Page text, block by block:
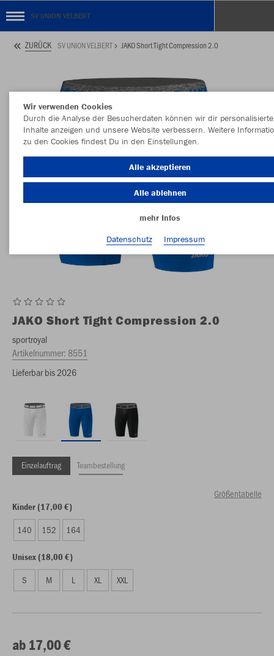
SV UNION VELBERT
ZURÜCK SV UNION VELBERT JAKO Short Tight Compression 2.0
JAKO Short Tight Compression 2.0
sportroyal
Artikelnummer:8551
Lieferbar bis 2026
Einzelauftrag Teambestellung
Größentabelle
Kinder (17,00 €)
140 152 164
Unisex (18,00 €)
S M L XL XXL
ab 17,00 €
Wir verwenden Cookies
Durch die Analyse der Besucherdaten können wir dir personalisierte
Inhalte anzeigen und unsere Website verbessern. Weitere
zu den Cookies findest Du in den Einstellungen.
Alle akzeptieren
Alle ablehnen
mehr Infos
Datenschutz
Impressum